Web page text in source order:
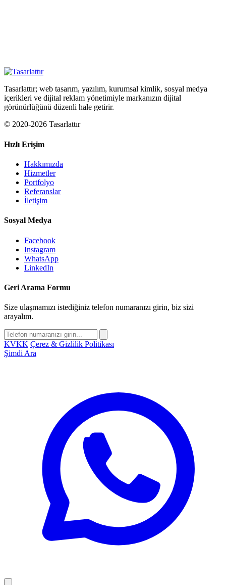
Tasarlattır; web tasarım, yazılım, kurumsal kimlik, sosyal medya
içerikleri ve dijital reklam yönetimiyle markanızın dijital
görünürlüğünü düzenli hale getirir.
© 2020-2026 Tasarlattır
Hızlı Erişim
Hakkımızda
Hizmetler
Portfolyo
Referanslar
İletişim
Sosyal Medya
Facebook
Instagram
WhatsApp
LinkedIn
Geri Arama Formu
Size ulaşmamızı istediğiniz telefon numaranızı girin, biz sizi
arayalım.
KVKK Çerez & Gizlilik Politikası
Şimdi Ara